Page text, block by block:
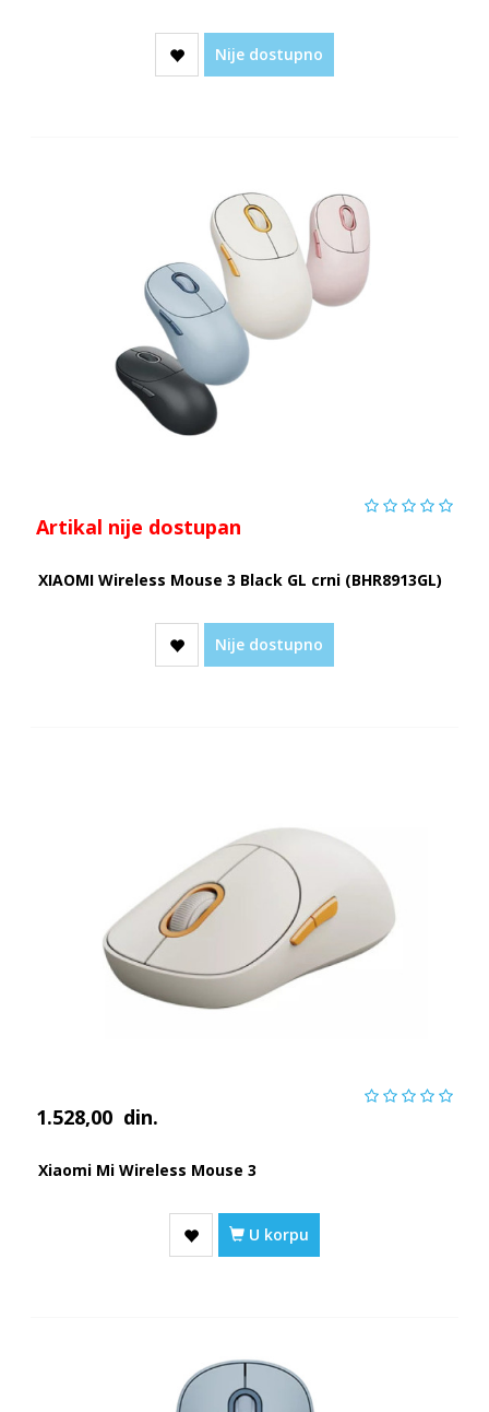
Nije dostupno
Artikal nije dostupan
XIAOMI Wireless Mouse 3 Black GL crni (BHR8913GL)
Nije dostupno
1.528,00 din.
Xiaomi Mi Wireless Mouse 3
U korpu